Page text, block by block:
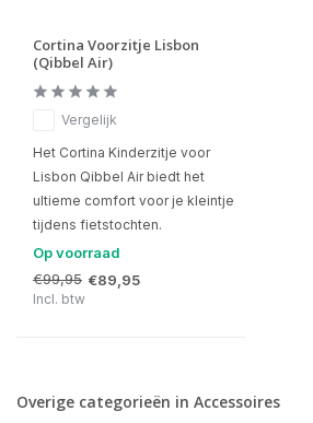
Cortina Voorzitje Lisbon
(Qibbel Air)
Vergelijk
Het Cortina Kinderzitje voor
Lisbon Qibbel Air biedt het
ultieme comfort voor je kleintje
tijdens fietstochten.
Op voorraad
€99,95 €89,95
Incl. btw
Overige categorieën in Accessoires